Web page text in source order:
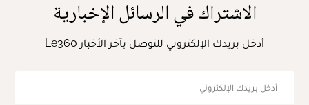
الاشتراك في الرسائل الإخبارية
أدخل بريدك الإلكتروني للتوصل بآخر الأخبار Le360